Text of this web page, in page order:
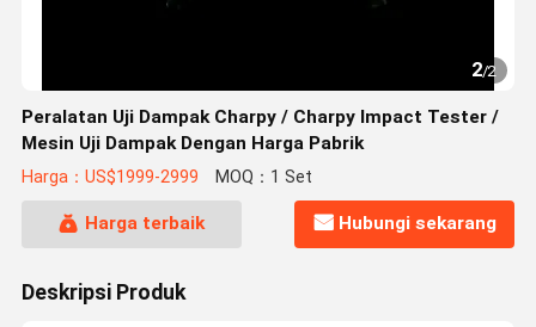
2/2
Peralatan Uji Dampak Charpy / Charpy Impact Tester /
Mesin Uji Dampak Dengan Harga Pabrik
Harga：US$1999-2999 MOQ：1 Set
Harga terbaik Hubungi sekarang
Deskripsi Produk